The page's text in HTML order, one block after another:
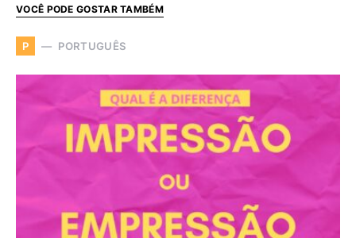
VOCÊ PODE GOSTAR TAMBÉM
P PORTUGUÊS